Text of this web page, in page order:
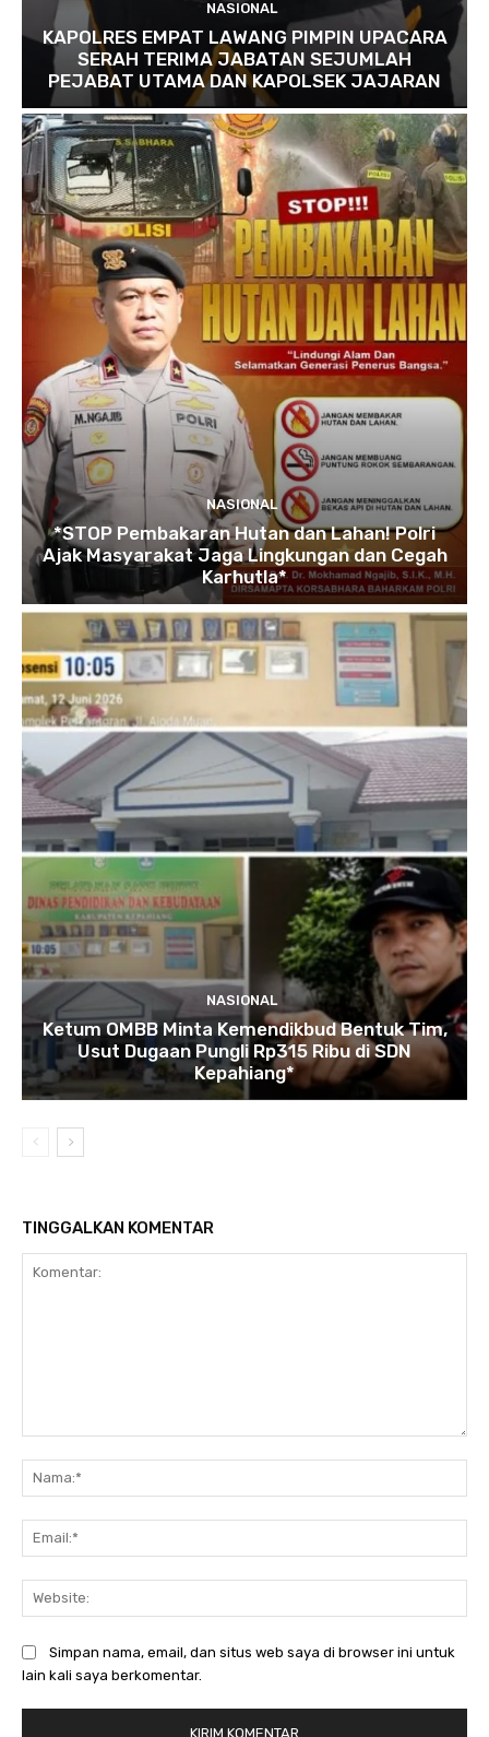
NASIONAL
KAPOLRES EMPAT LAWANG PIMPIN UPACARA
SERAH TERIMA JABATAN SEJUMLAH
PEJABAT UTAMA DAN KAPOLSEK JAJARAN
NASIONAL
*STOP Pembakaran Hutan dan Lahan! Polri
Ajak Masyarakat Jaga Lingkungan dan Cegah
Karhutla*
NASIONAL
Ketum OMBB Minta Kemendikbud Bentuk Tim,
Usut Dugaan Pungli Rp315 Ribu di SDN
Kepahiang*
TINGGALKAN KOMENTAR
Simpan nama, email, dan situs web saya di browser ini untuk
lain kali saya berkomentar.